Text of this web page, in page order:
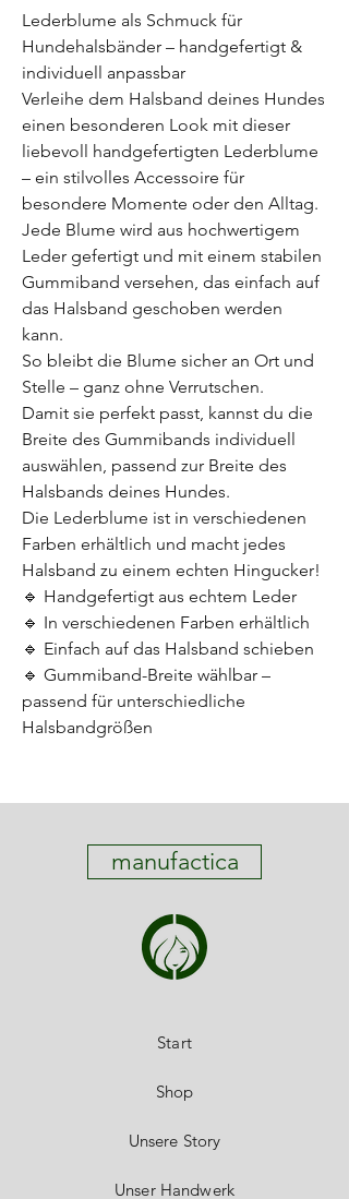
Lederblume als Schmuck für
Hundehalsbänder – handgefertigt &
individuell anpassbar
Verleihe dem Halsband deines Hundes
einen besonderen Look mit dieser
liebevoll handgefertigten Lederblume
– ein stilvolles Accessoire für
besondere Momente oder den Alltag.
Jede Blume wird aus hochwertigem
Leder gefertigt und mit einem stabilen
Gummiband versehen, das einfach auf
das Halsband geschoben werden
kann.
So bleibt die Blume sicher an Ort und
Stelle – ganz ohne Verrutschen.
Damit sie perfekt passt, kannst du die
Breite des Gummibands individuell
auswählen, passend zur Breite des
Halsbands deines Hundes.
Die Lederblume ist in verschiedenen
Farben erhältlich und macht jedes
Halsband zu einem echten Hingucker!
🔹 Handgefertigt aus echtem Leder
🔹 In verschiedenen Farben erhältlich
🔹 Einfach auf das Halsband schieben
🔹 Gummiband-Breite wählbar –
passend für unterschiedliche
Halsbandgrößen
manufactica
Start
Shop
Unsere Story
Unser Handwerk